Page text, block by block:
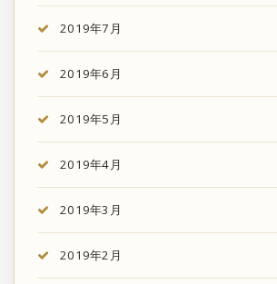
2019年7月
2019年6月
2019年5月
2019年4月
2019年3月
2019年2月